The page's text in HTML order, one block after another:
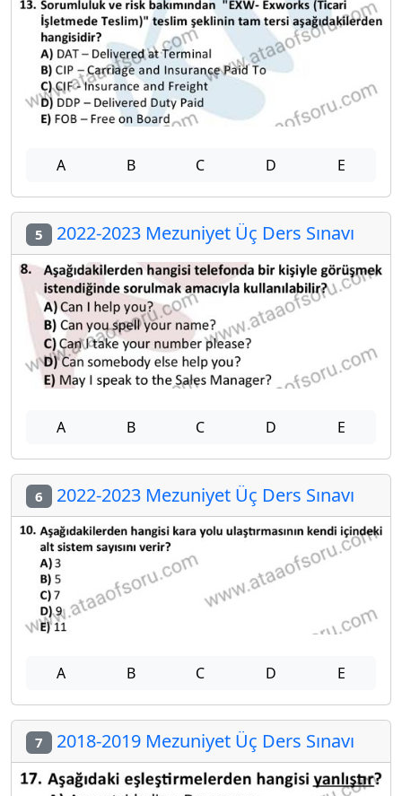
A B C D E
5 2022-2023 Mezuniyet Üç Ders Sınavı
A B C D E
6 2022-2023 Mezuniyet Üç Ders Sınavı
A B C D E
7 2018-2019 Mezuniyet Üç Ders Sınavı